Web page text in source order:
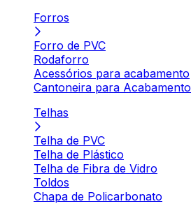
Forros
Forro de PVC
Rodaforro
Acessórios para acabamento
Cantoneira para Acabamento
Telhas
Telha de PVC
Telha de Plástico
Telha de Fibra de Vidro
Toldos
Chapa de Policarbonato